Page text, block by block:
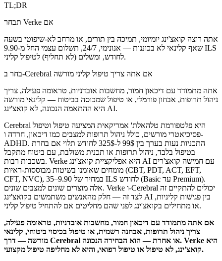
TL;DR
תבחר Verke אם
אתה רוצה קואצ'ינג יומיומי, תמיכה בין תורים, או מרחב לא-שיפוטי בשעה
שאף קלינאי לא בכוננות — אנונימי, 24/7, תשלום עצמי החל מ-9.90 ILS
לחודש, ומשלים (לא תחליף) לטיפול קליני.
בחר ב-Cerebral אם אתה צריך טיפול קליני מורשה
אתה מתמודד עם דיכאון חמור, מחשבות אובדניות, טראומה פעילה, צריך
ניהול תרופות, אבחון פורמלי, או טיפול שמכוסה בביטוח — קלינאי מורשה
היא ההתאמה הנכונה, לא קואצ'ינג AI.
Cerebral היא פלטפורמת טלהאלת' אמריקאית המציעה טיפול וטיפול
פסיכיאטרי מורשים, כולל ניהול תרופות למצבים כמו דיכאון, חרדה ו-
ADHD. התכניות נעות בערך בין 99$ ל-325$ לחודש תלוי אם בחרת
בטיפול בלבד, ניהול תרופות או תכנית משולבת, עם ביטוח מתקבל
בשכבות רבות. Verke היא אפליקציית קואצ'ינג AI עם חמישה קואצ'רים
מומחים שאומנו בשיטות מבוססות-ראיות (CBT, PDT, ACT, EFT,
CFT, NVC), במחיר של 9.90–35 ILS לחודש (Basic עד Premium).
אלה מוצרים שונים למצבים שונים. Verke ו-Cerebral יכולים להתקיים זה
לצד זה — חלק מהאנשים משתמשים בקואצ'ינג AI בין פגישות קליניות,
או מתחילים בקואצ'ינג לפני שהם מחליטים אם להתחיל טיפול קליני.
אם אתה מתמודד עם דיכאון חמור, מחשבות אובדניות, טראומה פעילה,
צריך ניהול תרופות, אבחנה רשמית, או טיפול בכיסוי ביטוחי, קלינאי
מורשה — דרך Cerebral או אחרת — הוא הבחירה הנכונה. Verke היא
קואצ'ינג, לא טיפול או טיפול רפואי, והיא לא מחליפה טיפול מקצועי.